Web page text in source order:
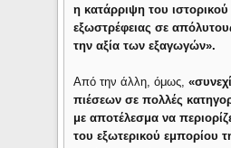
η κατάρριψη του
εξωστρέφειας σε
την αξία των εξαγωγών».
Από την άλλη, όμως,
πιέσεων σε πολλές
με αποτέλεσμα να
του εξωτερικού εμπορίου